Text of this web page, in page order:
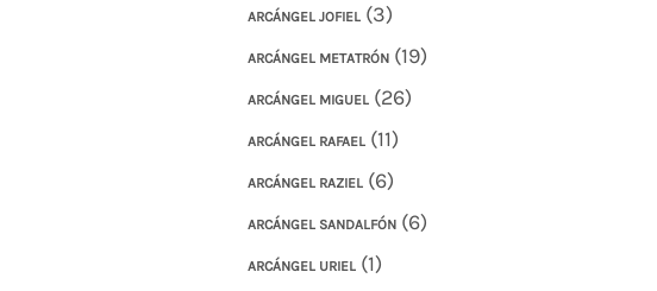
ARCÁNGEL JOFIEL(3)
ARCÁNGEL METATRÓN(19)
ARCÁNGEL MIGUEL(26)
ARCÁNGEL RAFAEL(11)
ARCÁNGEL RAZIEL(6)
ARCÁNGEL SANDALFÓN(6)
ARCÁNGEL URIEL(1)